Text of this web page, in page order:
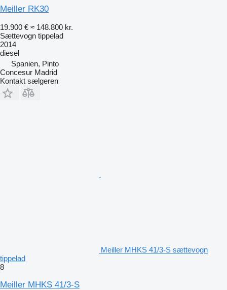
Meiller RK30
19.900 € ≈ 148.800 kr.
Sættevogn tippelad
2014
diesel
Spanien, Pinto
Concesur Madrid
Kontakt sælgeren
Meiller MHKS 41/3-S sættevogn
tippelad
8
Meiller MHKS 41/3-S